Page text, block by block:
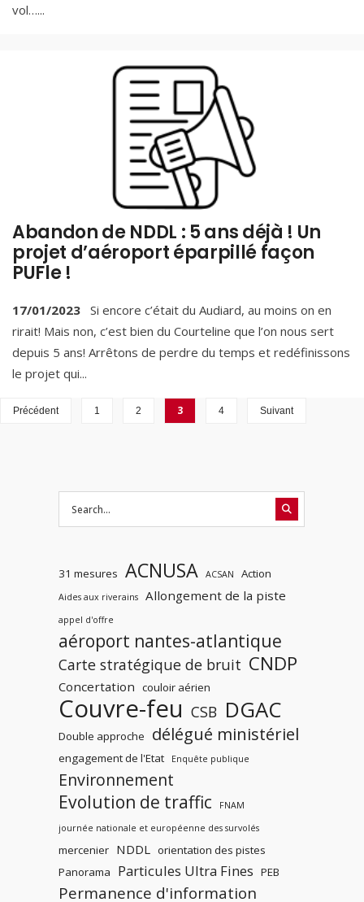
vol…...
Abandon de NDDL : 5 ans déjà ! Un
projet d’aéroport éparpillé façon
PUFle !
17/01/2023 Si encore c’était du Audiard, au moins on en
rirait! Mais non, c’est bien du Courteline que l’on nous sert
depuis 5 ans! Arrêtons de perdre du temps et redéfinissons
le projet qui...
Précédent 1 2 3 4 Suivant
31 mesures ACNUSA ACSAN Action
Aides aux riverains Allongement de la piste
appel d'offre
aéroport nantes-atlantique
Carte stratégique de bruit CNDP
Concertation couloir aérien
Couvre-feu CSB DGAC
Double approche délégué ministériel
engagement de l'Etat Enquête publique
Environnement
Evolution de traffic
FNAM
journée nationale et européenne des survolés
mercenier NDDL orientation des pistes
Panorama
Particules Ultra Fines PEB
Permanence d'information